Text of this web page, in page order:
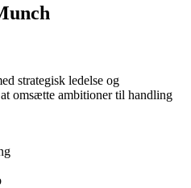
strategisk ledelse og
omsætte ambitioner til handling